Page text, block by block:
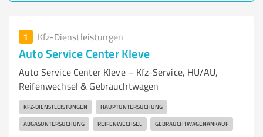
1 Kfz-Dienstleistungen
Auto Service Center Kleve
Auto Service Center Kleve – Kfz-Service, HU/AU,
Reifenwechsel & Gebrauchtwagen
KFZ-DIENSTLEISTUNGEN HAUPTUNTERSUCHUNG
ABGASUNTERSUCHUNG REIFENWECHSEL GEBRAUCHTWAGENANKAUF